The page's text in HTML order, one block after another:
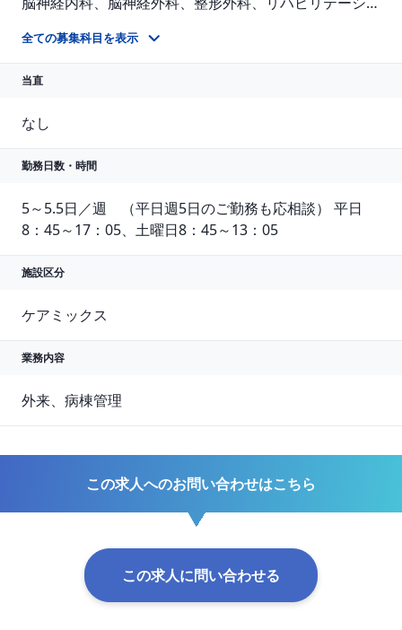
全ての募集科目を表示
当直
なし
勤務日数・時間
5～5.5日／週　（平日週5日のご勤務も応相談） 平日
8：45～17：05、土曜日8：45～13：05
施設区分
ケアミックス
業務内容
外来、病棟管理
この求人へのお問い合わせはこちら
この求人に問い合わせる